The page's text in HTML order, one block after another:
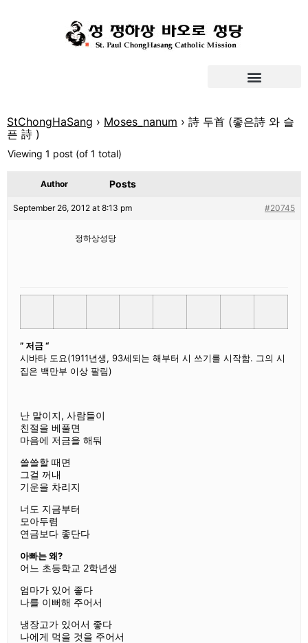
StChongHaSang › Moses_nanum › 詩 두首 (좋은詩 와 슬
픈 詩 )
Viewing 1 post (of 1 total)
Author Posts
September 26, 2012 at 8:13 pm #20745
정하상성당
” 저금 “
시바타 도요(1911년생, 93세되는 해부터 시 쓰기를 시작함. 그의 시
집은 백만부 이상 팔림)
난 말이지, 사람들이
친절을 베풀면
마음에 저금을 해둬
쓸쓸할 때면
그걸 꺼내
기운을 차리지
너도 지금부터
모아두렴
연금보다 좋단다
아빠는 왜?
어느 초등학교 2학년생
엄마가 있어 좋다
나를 이뻐해 주어서
냉장고가 있어서 좋다
나에게 먹을 것을 주어서